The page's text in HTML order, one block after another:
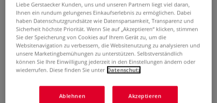
Holzkasten mit Messingschliesse
Liebe Gerstaecker Kunden, uns und unseren Partnern liegt viel daran,
Ihnen ein rundum gelungenes Einkaufserlebnis zu ermöglichen. Dabei
haben Datenschutzgrundsätze wie Datensparsamkeit, Transparenz und
Sicherheit höchste Priorität. Wenn Sie auf „Akzeptieren“ klicken, stimmen
Sie der Speicherung von Cookies auf Ihrem Gerät zu, um die
Websitenavigation zu verbessern, die Websitenutzung zu analysieren und
unsere Marketingbemühungen zu unterstützen. Selbstverständlich
können Sie Ihre Einwilligung jederzeit in den Einstellungen ändern oder
wiederrufen. Diese finden Sie unter Datenschutz
Ablehnen Akzeptieren